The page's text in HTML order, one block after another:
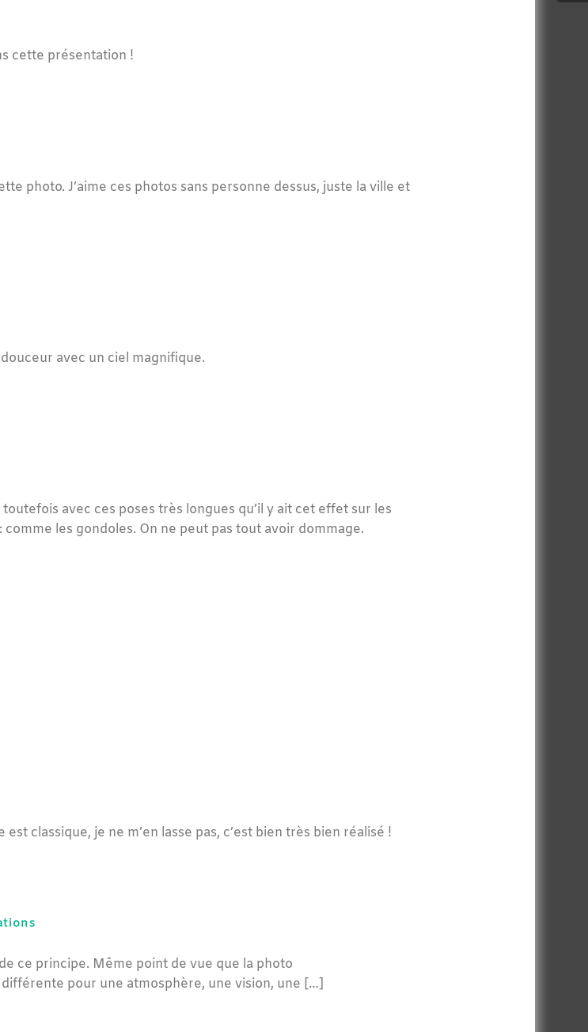
cette présentation !
photo. J’aime ces photos sans personne dessus, juste la ville et
avec un ciel magnifique.
avec ces poses très longues qu’il y ait cet effet sur les
les gondoles. On ne peut pas tout avoir dommage.
classique, je ne m’en lasse pas, c’est bien très bien réalisé !
ce principe. Même point de vue que la photo
pour une atmosphère, une vision, une […]